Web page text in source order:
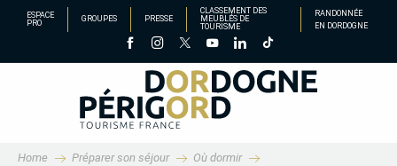
AllerESPACE
PRO
GROUPES PRESSE
CLASSEMENT DES
MEUBLÉS DE
TOURISME
RANDONNÉE
EN DORDOGNE
Home Préparer son séjour
Où dormir